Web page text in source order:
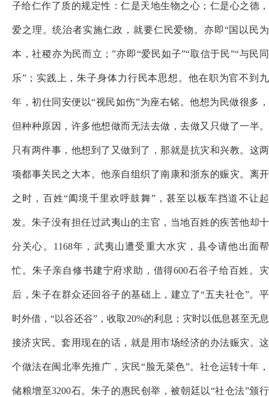
子给仁作了质的规定性：仁是天地生物之心；仁是心之德，
爱之理。统治者实施仁政，就要仁民爱物。亦即“国以民为
本，社稷亦为民而立；”亦即“爱民如子”“取信于民”“与民同
乐”；实践上，朱子身体力行民本思想。他在职为官不到九
年，初仕同安便以“视民如伤”为座右铭。他想为民做很多，
但种种原因，许多他想做而无法去做，去做又只做了一半。
只有两件事，他想到了又做到了，那就是抗灾和兴教。这两
项都事关民之大本。他亲自组织了南康和浙东的赈灾。离开
之时，百姓“阖境千里欢呼鼓舞”，甚至以板车挡道不让起
发。朱子没有担任过武夷山的主官，当地百姓的疾苦他却十
分关心。1168年，武夷山遭受重大水灾，县令请他出面帮
忙。朱子亲自修书建宁府求助，借得600石谷子给百姓。灾
后，朱子在群众还回谷子的基础上，建立了“五夫社仓”。平
时外借，“以谷还谷”，收取20%的利息；灾时以低息甚至无息
接济灾民。套用现在的话，就是用市场经济的办法赈灾。这
个做法在闽北率先推广，灾民“脸无菜色”。社仓运转十年，
储粮增至3200石。朱子的惠民创举，被朝廷以“社仓法”颁行